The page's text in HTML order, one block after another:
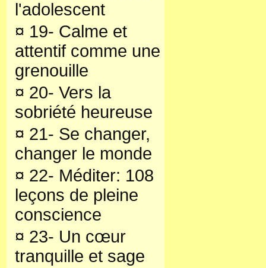
l'adolescent
¤ 19- Calme et
attentif comme une
grenouille
¤ 20- Vers la
sobriété heureuse
¤ 21- Se changer,
changer le monde
¤ 22- Méditer: 108
leçons de pleine
conscience
¤ 23- Un cœur
tranquille et sage